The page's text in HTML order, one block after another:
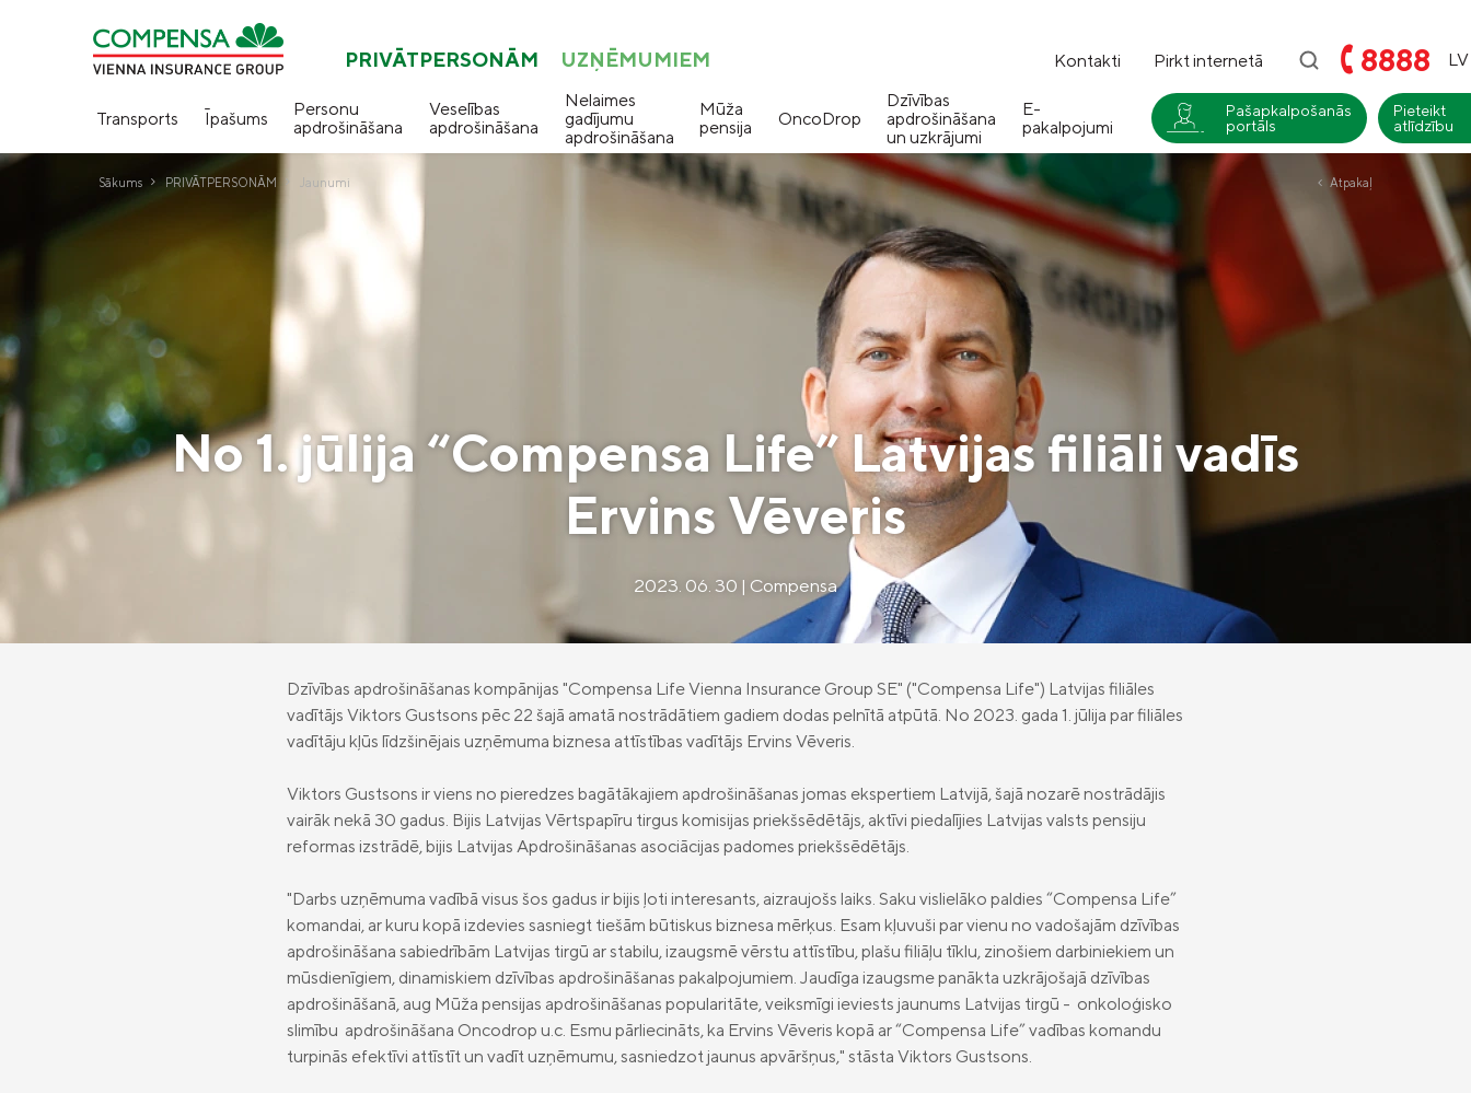
PRIVĀTPERSONĀM UZŅĒMUMIEM Kontakti Pirkt internetā 8888 LV
Transports Īpašums
Personu
apdrošināšana
Veselības
apdrošināšana
Nelaimes
gadījumu
apdrošināšana
Mūža
pensija
OncoDrop
Dzīvības
apdrošināšana
un uzkrājumi
E-
pakalpojumi
Pašapkalpošanās
portāls
Nedzīvības un Seesam veselības
apdrošināšana
Compensa Life
Dzīvības un veselības
Pieteikt
atlīdzību
Sākums PRIVĀTPERSONĀM Jaunumi Atpakaļ
No 1. jūlija “Compensa Life” Latvijas filiāli vadīs
Ervins Vēveris
2023. 06. 30 | Compensa
Dzīvības apdrošināšanas kompānijas "Compensa Life Vienna Insurance Group SE" ("Compensa Life") Latvijas filiāles
vadītājs Viktors Gustsons pēc 22 šajā amatā nostrādātiem gadiem dodas pelnītā atpūtā. No 2023. gada 1. jūlija par filiāles
vadītāju kļūs līdzšinējais uzņēmuma biznesa attīstības vadītājs Ervins Vēveris.
Viktors Gustsons ir viens no pieredzes bagātākajiem apdrošināšanas jomas ekspertiem Latvijā, šajā nozarē nostrādājis
vairāk nekā 30 gadus. Bijis Latvijas Vērtspapīru tirgus komisijas priekšsēdētājs, aktīvi piedalījies Latvijas valsts pensiju
reformas izstrādē, bijis Latvijas Apdrošināšanas asociācijas padomes priekšsēdētājs.
"Darbs uzņēmuma vadībā visus šos gadus ir bijis ļoti interesants, aizraujošs laiks. Saku vislielāko paldies “Compensa Life”
komandai, ar kuru kopā izdevies sasniegt tiešām būtiskus biznesa mērķus. Esam kļuvuši par vienu no vadošajām dzīvības
apdrošināšana sabiedrībām Latvijas tirgū ar stabilu, izaugsmē vērstu attīstību, plašu filiāļu tīklu, zinošiem darbiniekiem un
mūsdienīgiem, dinamiskiem dzīvības apdrošināšanas pakalpojumiem. Jaudīga izaugsme panākta uzkrājošajā dzīvības
apdrošināšanā, aug Mūža pensijas apdrošināšanas popularitāte, veiksmīgi ieviests jaunums Latvijas tirgū - onkoloģisko
slimību apdrošināšana Oncodrop u.c. Esmu pārliecināts, ka Ervins Vēveris kopā ar “Compensa Life” vadības komandu
turpinās efektīvi attīstīt un vadīt uzņēmumu, sasniedzot jaunus apvāršņus," stāsta Viktors Gustsons.